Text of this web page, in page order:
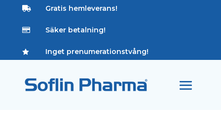
 Gratis hemleverans!
 Säker betalning!
 Inget prenumerationstvång!